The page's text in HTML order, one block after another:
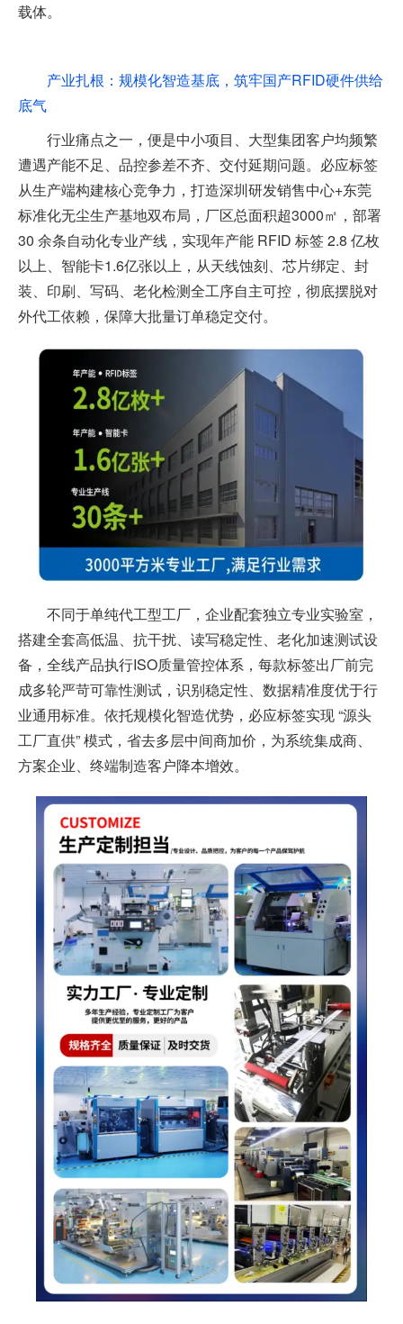
载体。
产业扎根：规模化智造基底，筑牢国产RFID硬件供给
底气
行业痛点之一，便是中小项目、大型集团客户均频繁
遭遇产能不足、品控参差不齐、交付延期问题。必应标签
从生产端构建核心竞争力，打造深圳研发销售中心+东莞
标准化无尘生产基地双布局，厂区总面积超3000㎡，部署
30 余条自动化专业产线，实现年产能 RFID 标签 2.8 亿枚
以上、智能卡1.6亿张以上，从天线蚀刻、芯片绑定、封
装、印刷、写码、老化检测全工序自主可控，彻底摆脱对
外代工依赖，保障大批量订单稳定交付。
不同于单纯代工型工厂，企业配套独立专业实验室，
搭建全套高低温、抗干扰、读写稳定性、老化加速测试设
备，全线产品执行ISO质量管控体系，每款标签出厂前完
成多轮严苛可靠性测试，识别稳定性、数据精准度优于行
业通用标准。依托规模化智造优势，必应标签实现 “源头
工厂直供” 模式，省去多层中间商加价，为系统集成商、
方案企业、终端制造客户降本增效。